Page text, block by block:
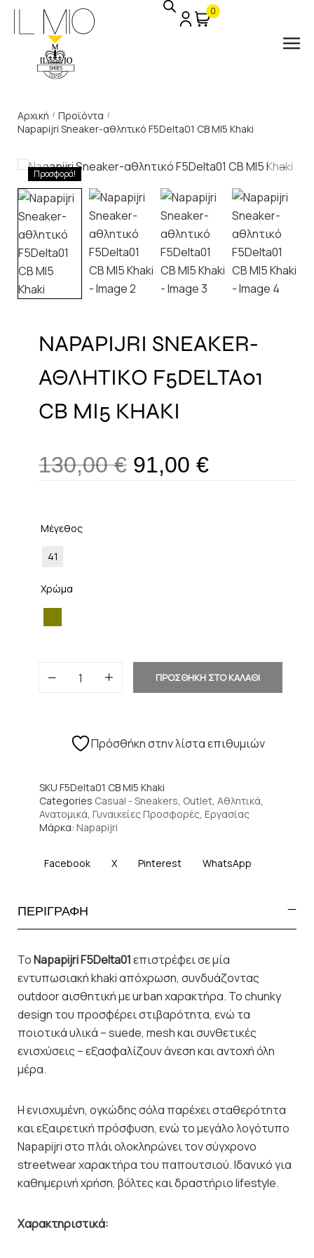
0
Αρχική / Προϊόντα /
Napapijri Sneaker-αθλητικό F5Delta01 CB MI5 Khaki
Προσφορά!
NAPAPIJRI SNEAKER-
ΑΘΛΗΤΙΚΟ F5DELTA01
CB MI5 KHAKI
130,00€ 91,00 €
Μέγεθος
41
Χρώμα
ΠΡΟΣΘΗΚΗ ΣΤΟ ΚΑΛΑΘΙ
Πρόσθήκη στην λίστα επιθυμιών
SKU F5Delta01 CB MI5 Khaki
Categories Casual - Sneakers Outlet Αθλητικά
Ανατομικά Γυναικείες Προσφορές Εργασίας
Μάρκα: Napapijri
Facebook X Pinterest WhatsApp
ΠΕΡΙΓΡΑΦΗ
ΤοNapapijri F5Delta01επιστρέφει σε μία
εντυπωσιακή khaki απόχρωση, συνδυάζοντας
outdoor αισθητική με urban χαρακτήρα. Το chunky
design του προσφέρει στιβαρότητα, ενώ τα
ποιοτικά υλικά – suede, mesh και συνθετικές
ενισχύσεις – εξασφαλίζουν άνεση και αντοχή όλη
μέρα.
Η ενισχυμένη, ογκώδης σόλα παρέχει σταθερότητα
και εξαιρετική πρόσφυση, ενώ το μεγάλο λογότυπο
Napapijri στο πλάι ολοκληρώνει τον σύγχρονο
streetwear χαρακτήρα του παπουτσιού. Ιδανικό για
καθημερινή χρήση, βόλτες και δραστήριο lifestyle.
Χαρακτηριστικά: